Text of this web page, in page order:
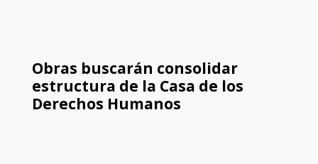
Obras buscarán consolidar
estructura de la Casa de los
Derechos Humanos